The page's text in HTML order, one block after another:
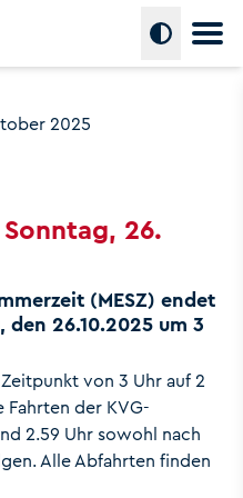
2025
26.
(MESZ) endet
26.10.2025 um 3
von 3 Uhr auf 2
Fahrten der KVG-
2.59 Uhr sowohl nach
Alle Abfahrten finden